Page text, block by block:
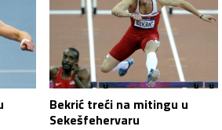
Bekrić treći na mitingu u
Sekešfehervaru